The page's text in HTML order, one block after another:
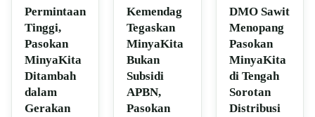
Permintaan
Tinggi,
Pasokan
MinyaKita
Ditambah
dalam
Gerakan
Kemendag
Tegaskan
MinyaKita
Bukan
Subsidi
APBN,
Pasokan
DMO Sawit
Menopang
Pasokan
MinyaKita
di Tengah
Sorotan
Distribusi